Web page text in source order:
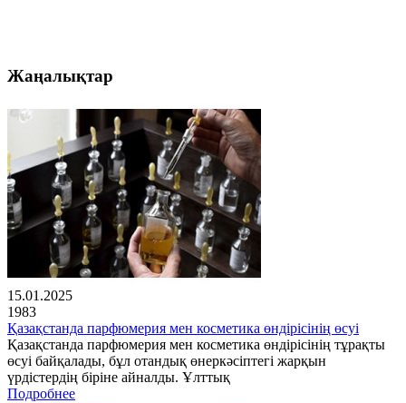
Жаңалықтар
15.01.2025
1983
Қазақстанда парфюмерия мен косметика өндірісінің өсуі
Қазақстанда парфюмерия мен косметика өндірісінің тұрақты
өсуі байқалады, бұл отандық өнеркәсіптегі жарқын
үрдістердің біріне айналды. Ұлттық
Подробнее